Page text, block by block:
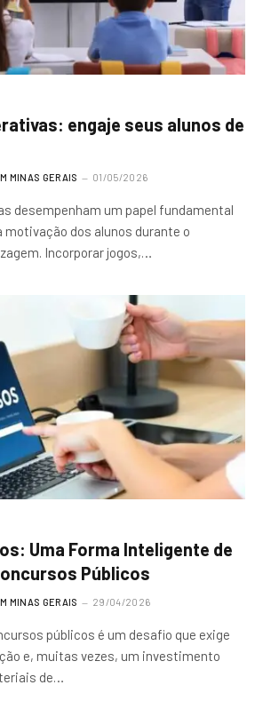
engaje seus alunos de
MINAS GERAIS 01/05/2026
desempenham um papel fundamental
motivação dos alunos durante o
Incorporar jogos,…
Uma Forma Inteligente de
Públicos
MINAS GERAIS 29/04/2026
públicos é um desafio que exige
e, muitas vezes, um investimento
de…